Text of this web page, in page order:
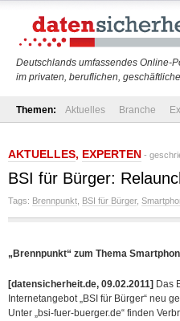
Deutschlands umfassendes Online-
im privaten, beruflichen,
Themen: Aktuelles Branche
AKTUELLES, EXPERTEN -
BSI für Bürger:
Tags: Brennpunkt BSI für Bürger,
„Brennpunkt“ zum Thema
[datensicherheit.de, 09.02.2011] Das
Internetangebot „BSI für Bürger“ neu
Unter „bsi-fuer-buerger.de“ finden